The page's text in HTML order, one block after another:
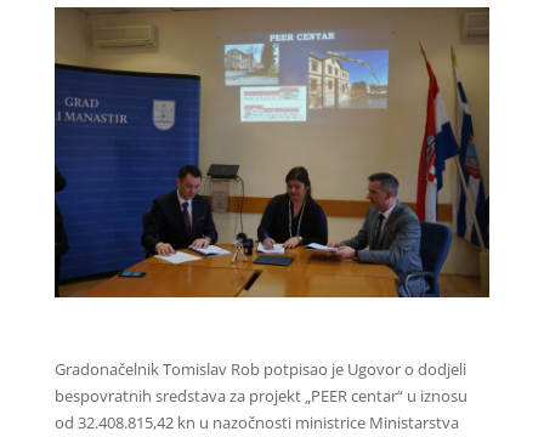
Gradonačelnik Tomislav Rob potpisao je Ugovor o dodjeli
bespovratnih sredstava za projekt „PEER centar“ u iznosu
od 32.408.815,42 kn u nazočnosti ministrice Ministarstva